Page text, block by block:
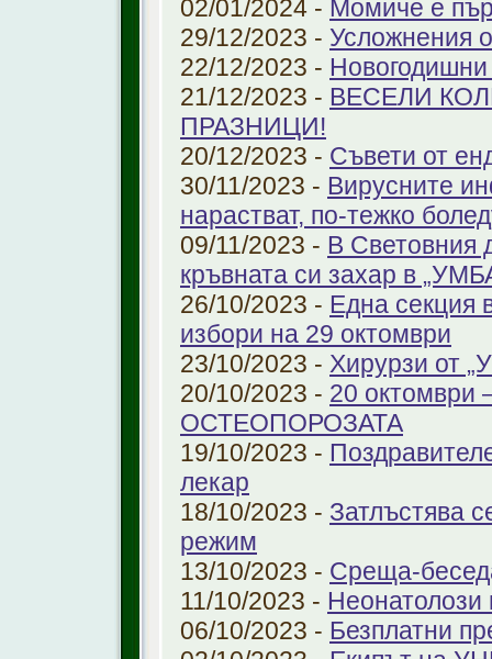
02/01/2024 - Момиче е
29/12/2023 - Усложнения
22/12/2023 -
21/12/2023 - ВЕСЕЛИ
ПРАЗНИЦИ!
20/12/2023 - Съвети от
30/11/2023 - Вирусните
нарастват, по-тежко
09/11/2023 - В Световния
кръвната си захар в
26/10/2023 - Една секция
избори на 29 октомври
23/10/2023 - Хирурзи от
20/10/2023 - 20
ОСТЕОПОРОЗАТА
19/10/2023 -
лекар
18/10/2023 - Затлъстява
режим
13/10/2023 - Среща-
11/10/2023 -
06/10/2023 - Безплатни